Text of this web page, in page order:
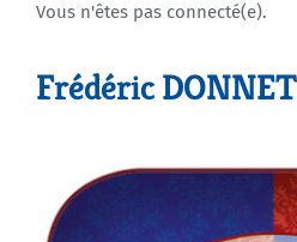
Agenda
Vous n'êtes pas connecté(e).
Frédéric DONNET